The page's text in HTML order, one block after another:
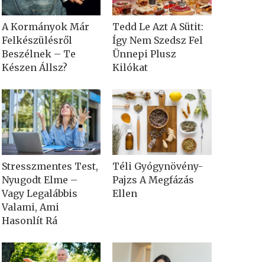
A Kormányok Már
Felkészülésről
Beszélnek – Te
Készen Állsz?
Tedd Le Azt A Sütit:
Így Nem Szedsz Fel
Ünnepi Plusz
Kilókat
Stresszmentes Test,
Nyugodt Elme –
Vagy Legalábbis
Valami, Ami
Hasonlít Rá
Téli Gyógynövény-
Pajzs A Megfázás
Ellen